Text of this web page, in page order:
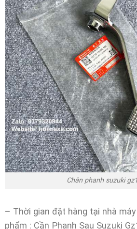
Chân phanh suzuki
– Thời gian đặt hàng tại nhà
phẩm : Cần Phanh Sau Suzuki